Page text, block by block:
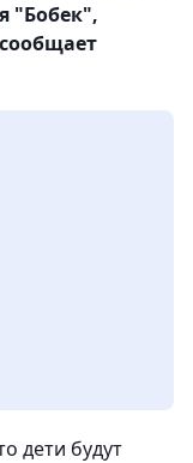
"Бобек",
дети будут